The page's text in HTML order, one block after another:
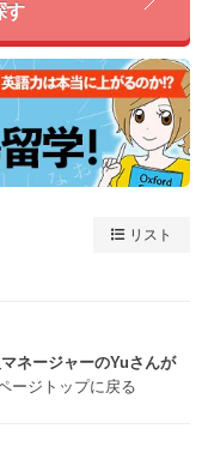
す
リスト
ネージャーのYuさんが
ージトップに戻る